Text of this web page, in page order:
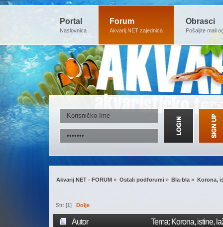
Portal
Naslovnica
Forum
Akvarij.NET zajednica
Obrasci
Pošaljite mali
Akvarij NET - FORUM » Ostali podforumi» Bla-bla » Korona,
Str: [1] Dolje
Autor Tema: Korona, istine,